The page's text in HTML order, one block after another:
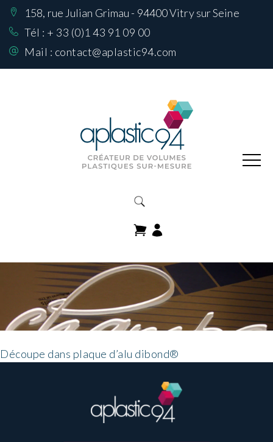
Nos Réalisations
sur mesure
Produits
Comment choisir
sa matière
Contactez-nous
158, rue Julian Grimau - 94400 Vitry sur Seine
Tél : + 33 (0)1 43 91 09 00
Mail : contact@aplastic94.com
Découpe dans plaque d’alu dibond®